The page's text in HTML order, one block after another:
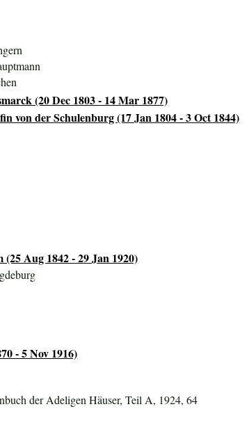
(20 Dec 1803 - 14 Mar 1877)
von der Schulenburg (17 Jan 1804 - 3 Oct 1844)
(25 Aug 1842 - 29 Jan 1920)
- 5 Nov 1916)
der Adeligen Häuser, Teil A, 1924, 64